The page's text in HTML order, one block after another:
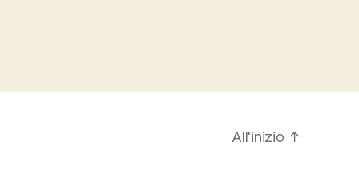
All'inizio ↑